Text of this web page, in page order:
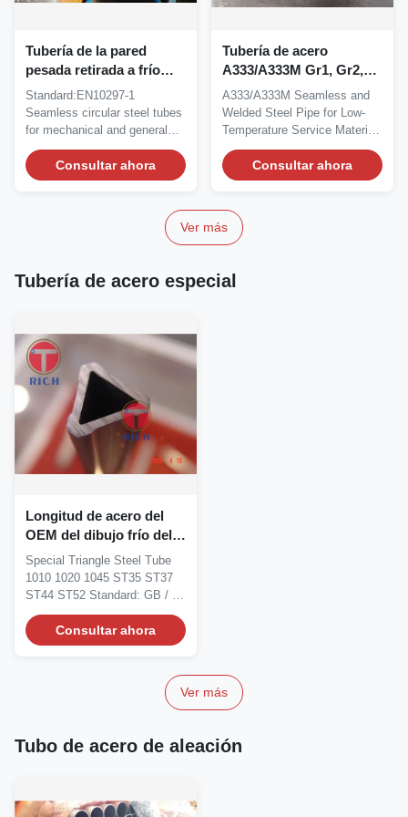
Tubería de la pared
pesada retirada a frío
inconsútil/tubo de acero
EN10297-1 E235, E275,
E315
Standard:EN10297-1
Seamless circular steel tubes
for mechanical and general
engineering purposes...
Consultar ahora
Tubería de acero
A333/A333M Gr1, Gr2,
Gr3, Gr4, GR 5, Gr6 de la
pared pesada inconsútil
A333/A333M Seamless and
Welded Steel Pipe for Low-
Temperature Service Material:
Carbon and Alloy...
Consultar ahora
Ver más
Tubería de acero especial
Longitud de acero del
OEM del dibujo frío del
tubo del triángulo
especial no secundario
hasta los 6m
Special Triangle Steel Tube
1010 1020 1045 ST35 ST37
ST44 ST52 Standard: GB / T
13973 - 1992...
Consultar ahora
Ver más
Tubo de acero de aleación